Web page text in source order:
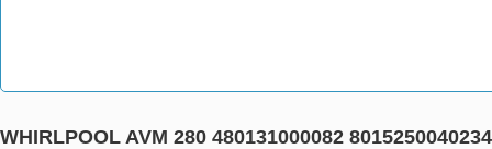
WHIRLPOOL AVM 280 480131000082 8015250040234